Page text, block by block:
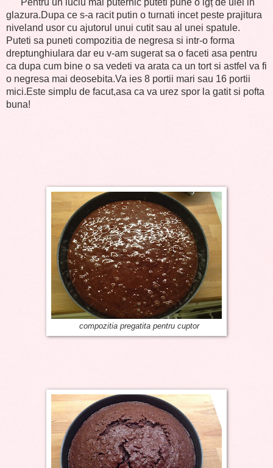
Pentru un luciu mai puternic puteti pune o lgț de ulei in
glazura.Dupa ce s-a racit putin o turnati incet peste prajitura
niveland usor cu ajutorul unui cutit sau al unei spatule.
Puteti sa puneti compozitia de negresa si intr-o forma
dreptunghiulara dar eu v-am sugerat sa o faceti asa pentru
ca dupa cum bine o sa vedeti va arata ca un tort si astfel va fi
o negresa mai deosebita.Va ies 8 portii mari sau 16 portii
mici.Este simplu de facut,asa ca va urez spor la gatit si pofta
buna!
compozitia pregatita pentru cuptor